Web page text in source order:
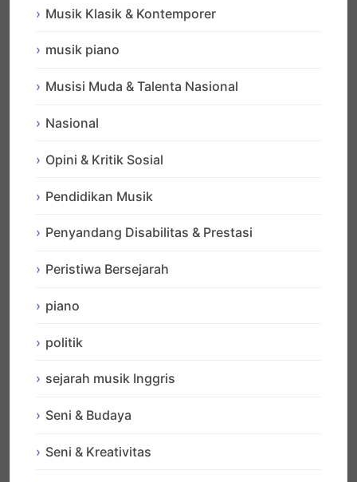
Musik Klasik & Kontemporer
musik piano
Musisi Muda & Talenta Nasional
Nasional
Opini & Kritik Sosial
Pendidikan Musik
Penyandang Disabilitas & Prestasi
Peristiwa Bersejarah
piano
politik
sejarah musik Inggris
Seni & Budaya
Seni & Kreativitas